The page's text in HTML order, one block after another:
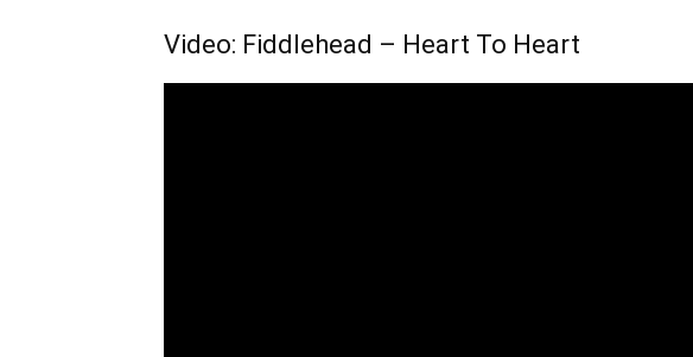
Video: Fiddlehead – Heart To Heart